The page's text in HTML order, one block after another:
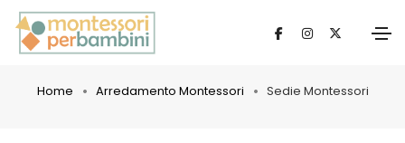
Sedie Montessori
Home Arredamento Montessori Sedie Montessori